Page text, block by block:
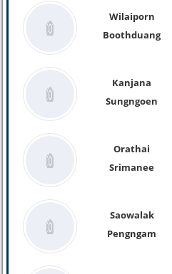
Wilaiporn
Boothduang
Kanjana
Sungngoen
Orathai
Srimanee
Saowalak
Pengngam